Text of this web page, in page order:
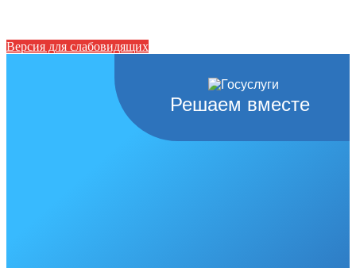
Версия для слабовидящих
Решаем вместе